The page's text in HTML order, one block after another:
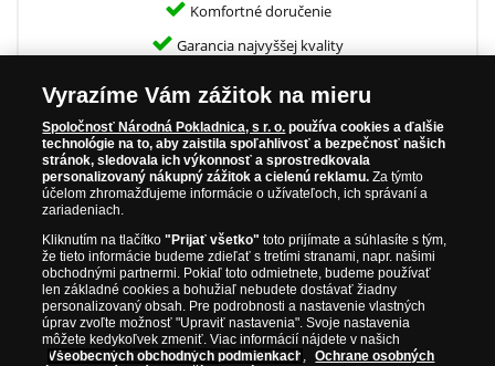
Komfortné doručenie
Garancia najvyššej kvality
Špecifikácia
Kov:
Obyčajný kov
Priemer:
cca 50 mm
Hmotnosť:
Cca 24 g
Rok emisie:
2025
Limitácia:
399 ks
Vyrazíme Vám zážitok na mieru
Spoločnosť Národná Pokladnica, s r. o. používa cookies a ďalšie
technológie na to, aby zaistila spoľahlivosť a bezpečnosť našich
stránok, sledovala ich výkonnosť a sprostredkovala
personalizovaný nákupný zážitok a cielenú reklamu. Za týmto
účelom zhromažďujeme informácie o užívateľoch, ich správaní a
zariadeniach.
Kliknutím na tlačítko"Prijať všetko" toto prijímate a súhlasíte s tým,
že tieto informácie budeme zdieľať s tretími stranami, napr. našimi
obchodnými partnermi. Pokiaľ toto odmietnete, budeme používať
len základné cookies a bohužiaľ nebudete dostávať žiadny
personalizovaný obsah. Pre podrobnosti a nastavenie vlastných
úprav zvoľte možnosť "Upraviť nastavenia". Svoje nastavenia
môžete kedykoľvek zmeniť. Viac informácií nájdete v našich
Všeobecných obchodných podmienkach ,
Ochrane osobných